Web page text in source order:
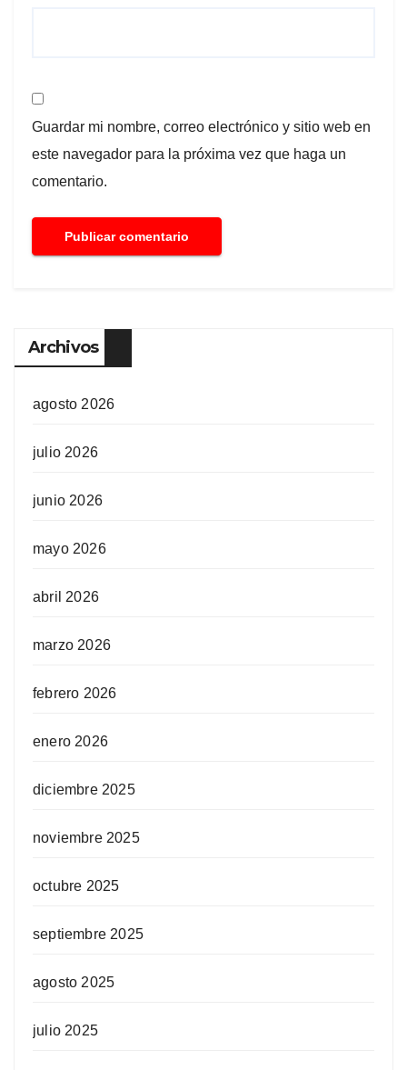
Guardar mi nombre, correo electrónico y sitio web en
este navegador para la próxima vez que haga un
comentario.
Archivos
agosto 2026
julio 2026
junio 2026
mayo 2026
abril 2026
marzo 2026
febrero 2026
enero 2026
diciembre 2025
noviembre 2025
octubre 2025
septiembre 2025
agosto 2025
julio 2025